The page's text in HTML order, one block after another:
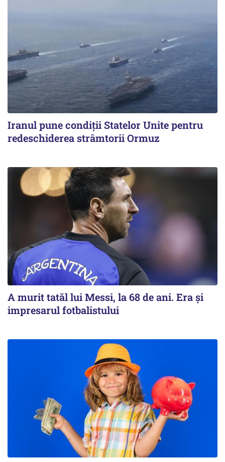
Iranul pune condiții Statelor Unite pentru
redeschiderea strâmtorii Ormuz
A murit tatăl lui Messi, la 68 de ani. Era și
impresarul fotbalistului